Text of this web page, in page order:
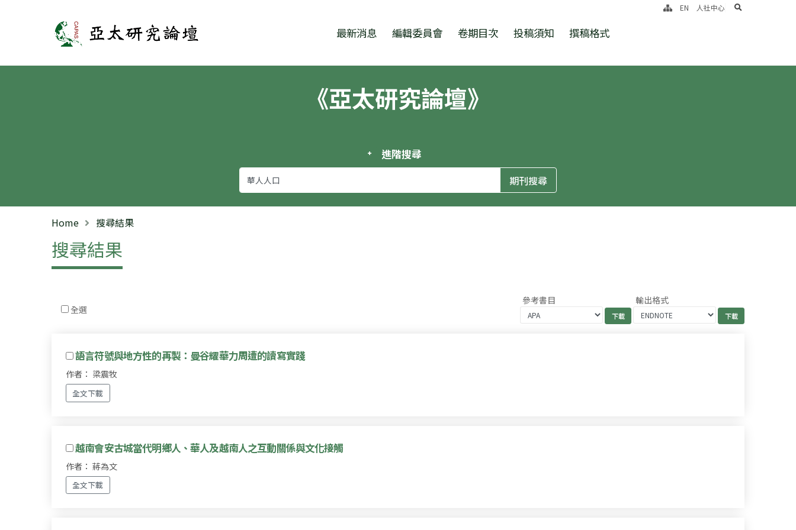
亞太研究論壇 最新消息 編輯委員會 卷期目次 投稿須知 撰稿格式
EN 人社中心 search
《亞太研究論壇》
進階搜尋
Home 搜尋結果
搜尋結果
全選
參考書目 輸出格式
語言符號與地方性的再製：曼谷耀華力周遭的讀寫實踐
作者： 梁震牧
全文下載
越南會安古城當代明鄉人、華人及越南人之互動關係與文化接觸
作者： 蔣為文
全文下載